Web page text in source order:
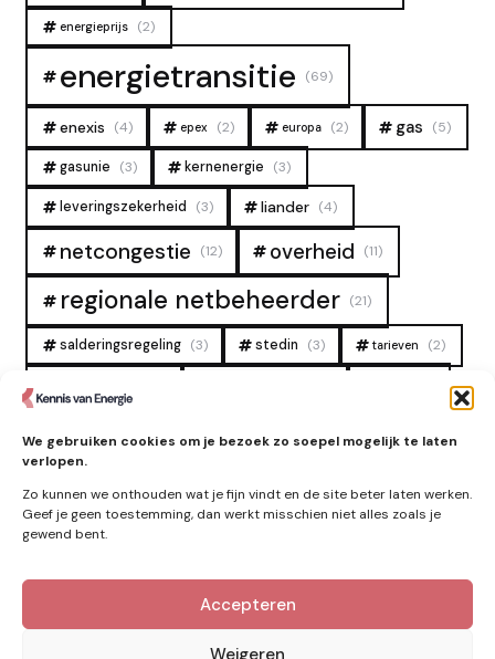
We gebruiken cookies om je bezoek zo soepel mogelijk te laten
verlopen.
Zo kunnen we onthouden wat je fijn vindt en de site beter laten werken.
Geef je geen toestemming, dan werkt misschien niet alles zoals je
gewend bent.
Accepteren
Weigeren
energieprijs (2)
energietransitie (69)
enexis (4) epex (2) europa (2) gas (5)
gasunie (3) kernenergie (3)
leveringszekerheid (3) liander (4)
netcongestie (12) overheid (11)
regionale netbeheerder (21)
salderingsregeling (3) stedin (3) tarieven (2)
tennet
zonne-energie (9)
Kennis van Energie in je mailbox?
Abonner op nieuwe artikelen.